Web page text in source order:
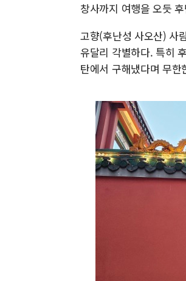
창사까지 여행을 오듯
고향(후난성 사오산) 사
유달리 각별하다. 특히
탄에서 구해냈다며 무